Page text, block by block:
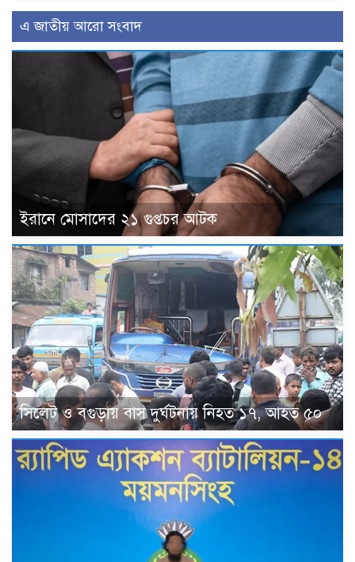
এ জাতীয় আরো সংবাদ
ইরানে মোসাদের ২১ গুপ্তচর আটক
সিলেট ও বগুড়ায় বাস দুর্ঘটনায় নিহত ১৭, আহত ৫০